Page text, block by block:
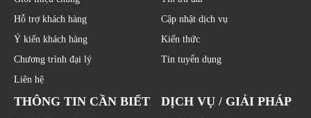
Hỗ trợ khách hàng
Ý kiến khách hàng
Chương trình đại lý
Liên hệ
Cập nhật dịch vụ
Kiến thức
Tin tuyển dụng
THÔNG TIN CẦN BIẾT DỊCH VỤ / GIẢI PHÁP